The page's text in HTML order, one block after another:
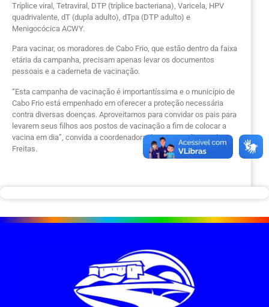
Tríplice viral, Tetraviral, DTP (tríplice bacteriana), Varicela, HPV
quadrivalente, dT (dupla adulto), dTpa (DTP adulto) e
Menigocócica ACWY.
Para vacinar, os moradores de Cabo Frio, que estão dentro da faixa
etária da campanha, precisam apenas levar os documentos
pessoais e a caderneta de vacinação.
“Esta campanha de vacinação é importantíssima e o município de
Cabo Frio está empenhado em oferecer a proteção necessária
contra diversas doenças. Aproveitamos para convidar os pais para
levarem seus filhos aos postos de vacinação a fim de colocar a
vacina em dia”, convida a coordenadora de Imunização, Patrícia
Freitas.